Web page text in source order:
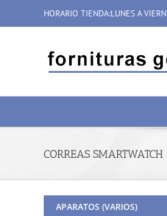
contenido
HORARIO TIENDA:LUNES A
CORREAS SMARTWATCH
APARATOS (VARIOS)